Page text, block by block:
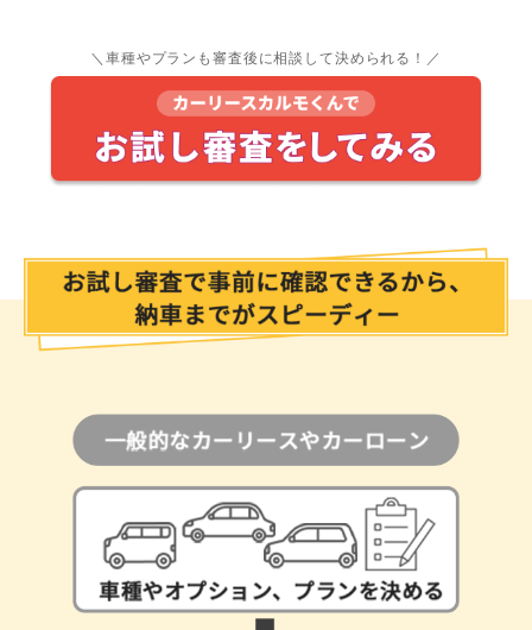
＼車種やプランも審査後に相談して決められる！／